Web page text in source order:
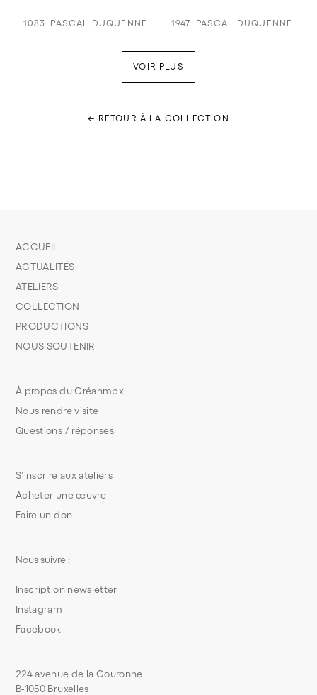
1083 PASCAL DUQUENNE 1947 PASCAL DUQUENNE
VOIR PLUS
← RETOUR À LA COLLECTION
S’inscrire aux ateliers
Acheter une œuvre
Faire un don
À propos du Créahmbxl
Nous rendre visite
Questions / réponses
ACCUEIL
ACTUALITÉS
ATELIERS
COLLECTION
PRODUCTIONS
NOUS SOUTENIR
224 avenue de la Couronne
B-1050 Bruxelles
Nous suivre :
Inscription newsletter
Instagram
Facebook